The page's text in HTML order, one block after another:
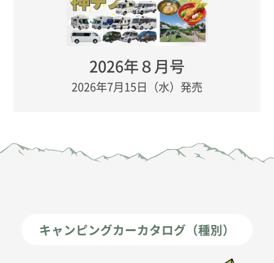
2026年８月号
2026年7月15日（水）発売
キャンピングカーカタログ（種別）